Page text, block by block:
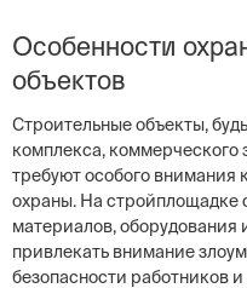
Особенности
объектов
Строительные объекты,
комплекса, коммерческого
требуют особого внимания
охраны. На стройплощадке
материалов, оборудования
привлекать внимание
безопасности работников